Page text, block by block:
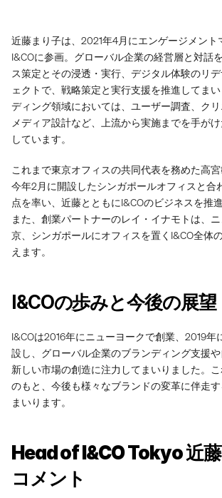
近藤まり子は、2021年4月にエンゲージメント
I&COに参画。グローバル企業の経営層と対話
ス策定とその浸透・実行、デジタル体験のリ
ェクトで、戦略策定と実行支援を推進してま
ディング領域においては、ユーザー調査、クリ
メディア設計など、上流から実施までを手が
しています。
これまで東京オフィスの共同代表を務めた高宮
今年2月に開設したシンガポールオフィスと合
点を率い、近藤とともにI&COのビジネスを推
また、創業パートナーのレイ・イナモトは、
京、シンガポールにオフィスを置くI&CO全体
えます。
I&COの歩みと今後の展望
I&COは2016年にニューヨークで創業、2019年
設し、グローバル企業のブランディング支援
新しい市場の創造に注力してまいりました。
のもと、今後も様々なブランドの変革に伴走
まいります。
Head of I&CO Tokyo 近
コメント